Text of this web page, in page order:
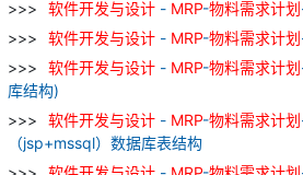
软件开发与设计 - MRP-物料需求计划
软件开发与设计 - MRP-物料需求计划
软件开发与设计 - MRP-物料需求计划
库结构)
软件开发与设计 - MRP-物料需求计划
（jsp+mssql）数据库表结构